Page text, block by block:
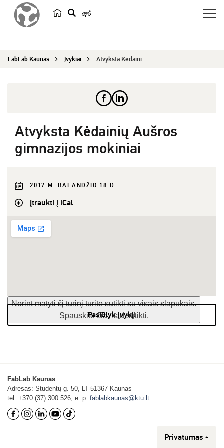
e
FabLab Kaunas Įvykiai Atvyksta Kėdainių Aušros gimnazijos mokiniai
Atvyksta Kėdainių Aušros
gimnazijos mokiniai
2017 M. BALANDŽIO 18 D.
Įtraukti į iCal
Norint matyti šį turinį turite sutikti su visais slapukais.
Spauskite čia, kad sutikti.
Pasiūlyk įvykį!
FabLab Kaunas
Adresas: Studentų g. 50, LT-51367 Kaunas
tel. +370 (37) 300 526, e. p. fablabkaunas@ktu.lt
Privatumas